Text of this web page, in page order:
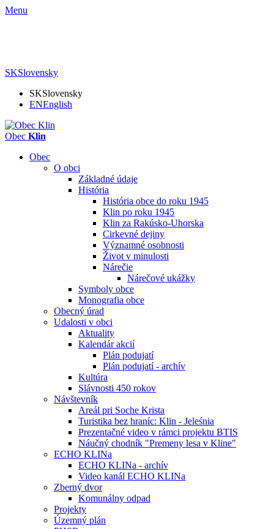
Menu
SKSlovensky
SKSlovensky
ENEnglish
Obec Klin
Obec
O obci
Základné údaje
História
História obce do roku 1945
Klin po roku 1945
Klin za Rakúsko-Uhorska
Cirkevné dejiny
Významné osobnosti
Život v minulosti
Nárečie
Nárečové ukážky
Symboly obce
Monografia obce
Obecný úrad
Udalosti v obci
Aktuality
Kalendár akcií
Plán podujatí
Plán podujatí - archív
Kultúra
Slávnosti 450 rokov
Návštevník
Areál pri Soche Krista
Turistika bez hraníc: Klin - Jeleśnia
Prezentačné video v rámci projektu BTIS
Náučný chodník "Premeny lesa v Kline"
ECHO KLINa
ECHO KLINa - archív
Video kanál ECHO KLINa
Zberný dvor
Komunálny odpad
Projekty
Územný plán